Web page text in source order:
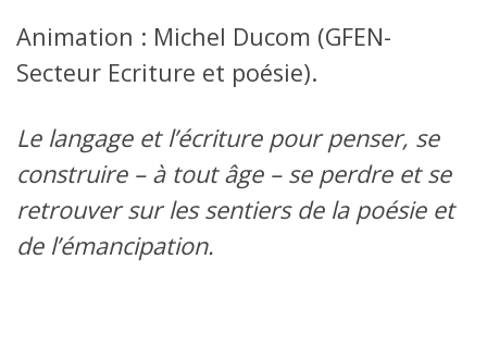
Animation : Michel Ducom (GFEN-
Secteur Ecriture et poésie).
Le langage et l’écriture pour penser, se
construire – à tout âge – se perdre et se
retrouver sur les sentiers de la poésie et
de l’émancipation.